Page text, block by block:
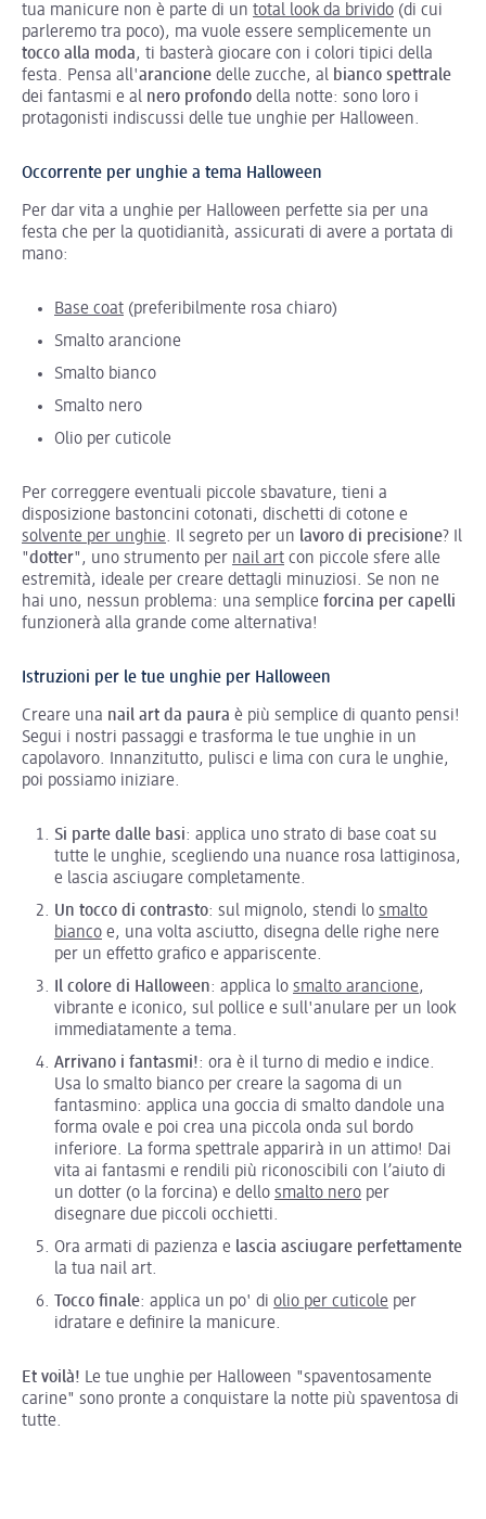
tua manicure non è parte di un total look da brivido (di cui
parleremo tra poco), ma vuole essere semplicemente un
tocco alla moda, ti basterà giocare con i colori tipici della
festa. Pensa all'arancione delle zucche, al bianco spettrale
dei fantasmi e al nero profondo della notte: sono loro i
protagonisti indiscussi delle tue unghie per Halloween.
Occorrente per unghie a tema Halloween
Per dar vita a unghie per Halloween perfette sia per una
festa che per la quotidianità, assicurati di avere a portata di
mano:
Base coat (preferibilmente rosa chiaro)
Smalto arancione
Smalto bianco
Smalto nero
Olio per cuticole
Per correggere eventuali piccole sbavature, tieni a
disposizione bastoncini cotonati, dischetti di cotone e
solvente per unghie. Il segreto per un lavoro di precisione? Il
"dotter", uno strumento per nail art con piccole sfere alle
estremità, ideale per creare dettagli minuziosi. Se non ne
hai uno, nessun problema: una semplice forcina per capelli
funzionerà alla grande come alternativa!
Istruzioni per le tue unghie per Halloween
Creare una nail art da paura è più semplice di quanto pensi!
Segui i nostri passaggi e trasforma le tue unghie in un
capolavoro. Innanzitutto, pulisci e lima con cura le unghie,
poi possiamo iniziare.
Si parte dalle basi: applica uno strato di base coat su
tutte le unghie, scegliendo una nuance rosa lattiginosa,
e lascia asciugare completamente.
Un tocco di contrasto: sul mignolo, stendi lo smalto
bianco e, una volta asciutto, disegna delle righe nere
per un effetto grafico e appariscente.
Il colore di Halloween: applica lo smalto arancione,
vibrante e iconico, sul pollice e sull'anulare per un look
immediatamente a tema.
Arrivano i fantasmi!: ora è il turno di medio e indice.
Usa lo smalto bianco per creare la sagoma di un
fantasmino: applica una goccia di smalto dandole una
forma ovale e poi crea una piccola onda sul bordo
inferiore. La forma spettrale apparirà in un attimo! Dai
vita ai fantasmi e rendili più riconoscibili con l’aiuto di
un dotter (o la forcina) e dello smalto nero per
disegnare due piccoli occhietti.
Ora armati di pazienza e lascia asciugare perfettamente
la tua nail art.
Tocco finale: applica un po' di olio per cuticole per
idratare e definire la manicure.
Et voilà! Le tue unghie per Halloween "spaventosamente
carine" sono pronte a conquistare la notte più spaventosa di
tutte.